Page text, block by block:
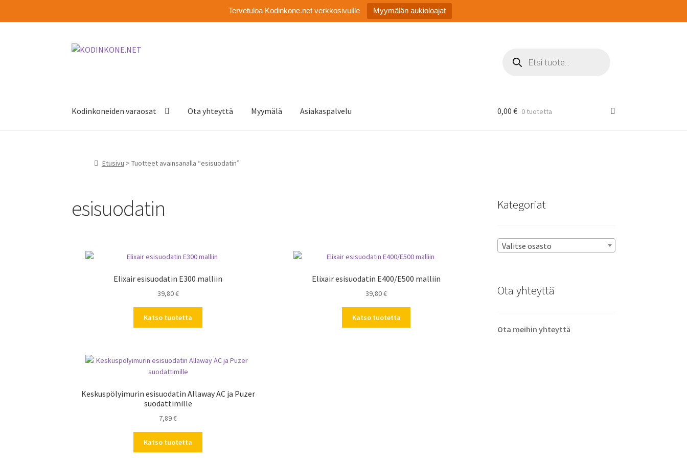
Tervetuloa Kodinkone.net verkkosivuille Myymälän aukioloajat
Siirry
Siirry
search
Kodinkoneiden varaosat Ota yhteyttä Myymälä Asiakaspalvelu 0,00 € 0 tuotetta
Etusivu > Tuotteet avainsanalla “esisuodatin”
esisuodatin
Elixair esisuodatin E300 malliin
39,80€
Katso tuotetta
Elixair esisuodatin E400/E500 malliin
39,80€
Katso tuotetta
Keskuspölyimurin esisuodatin Allaway AC ja Puzer
suodattimille
7,89€
Katso tuotetta
Kategoriat
Valitse osasto
Ota yhteyttä
Ota meihin yhteyttä